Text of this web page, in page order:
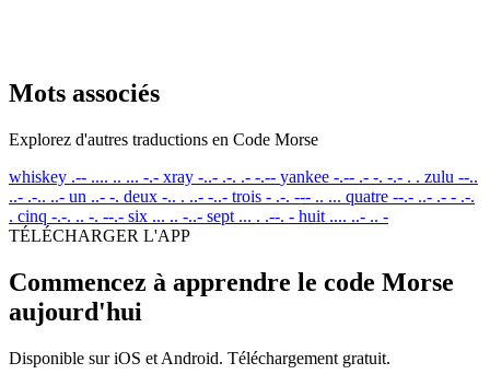
Mots associés
Explorez d'autres traductions en Code Morse
whiskey .-- .... .. ... -.- xray -..- .-. .- -.-- yankee -.-- .- -. -.- . . zulu --..
..- .-.. ..- un ..- -. deux -.. . ..- -..- trois - .-. --- .. ... quatre --.- ..- .- - .-.
. cinq -.-. .. -. --.- six ... .. -..- sept ... . .--. - huit .... ..- .. -
TÉLÉCHARGER L'APP
Commencez à apprendre le code Morse
aujourd'hui
Disponible sur iOS et Android. Téléchargement gratuit.